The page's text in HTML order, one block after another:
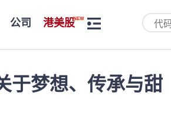
公司 港美股
于梦想、传承与甜